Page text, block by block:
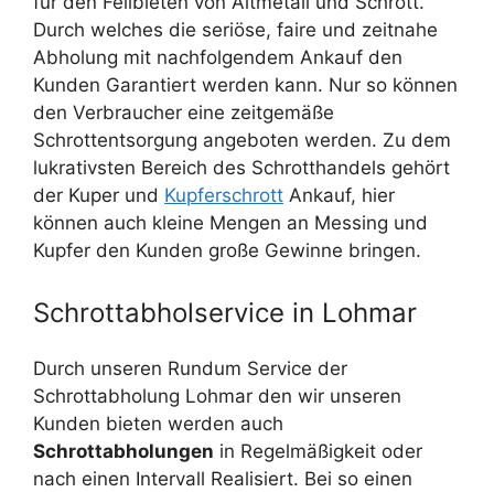
Durch welches die seriöse, faire und zeitnahe
Abholung mit nachfolgendem Ankauf den
Kunden Garantiert werden kann. Nur so können
den Verbraucher eine zeitgemäße
Schrottentsorgung angeboten werden. Zu dem
lukrativsten Bereich des Schrotthandels gehört
der Kuper und Kupferschrott Ankauf, hier
können auch kleine Mengen an Messing und
Kupfer den Kunden große Gewinne bringen.
Schrottabholservice in Lohmar
Durch unseren Rundum Service der
Schrottabholung Lohmar den wir unseren
Kunden bieten werden auch
Schrottabholungen in Regelmäßigkeit oder
nach einen Intervall Realisiert. Bei so einen